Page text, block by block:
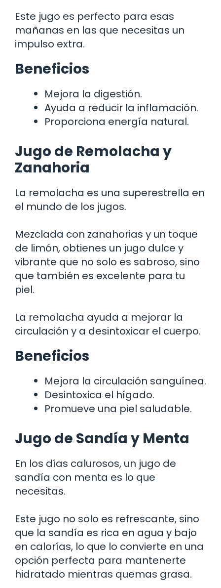
Este jugo es perfecto para esas
mañanas en las que necesitas un
impulso extra.
Beneficios
Mejora la digestión.
Ayuda a reducir la inflamación.
Proporciona energía natural.
Jugo de Remolacha y
Zanahoria
La remolacha es una superestrella en
el mundo de los jugos.
Mezclada con zanahorias y un toque
de limón, obtienes un jugo dulce y
vibrante que no solo es sabroso, sino
que también es excelente para tu
piel.
La remolacha ayuda a mejorar la
circulación y a desintoxicar el cuerpo.
Beneficios
Mejora la circulación sanguínea.
Desintoxica el hígado.
Promueve una piel saludable.
Jugo de Sandía y Menta
En los días calurosos, un jugo de
sandía con menta es lo que
necesitas.
Este jugo no solo es refrescante, sino
que la sandía es rica en agua y bajo
en calorías, lo que lo convierte en una
opción perfecta para mantenerte
hidratado mientras quemas grasa.